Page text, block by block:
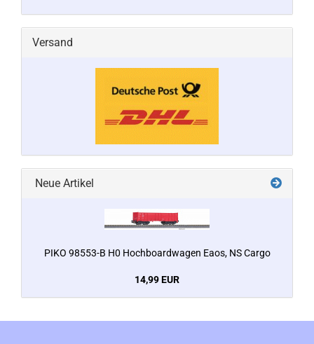
Versand
Neue Artikel
PIKO 98553-B H0 Hochboardwagen Eaos, NS Cargo
14,99 EUR